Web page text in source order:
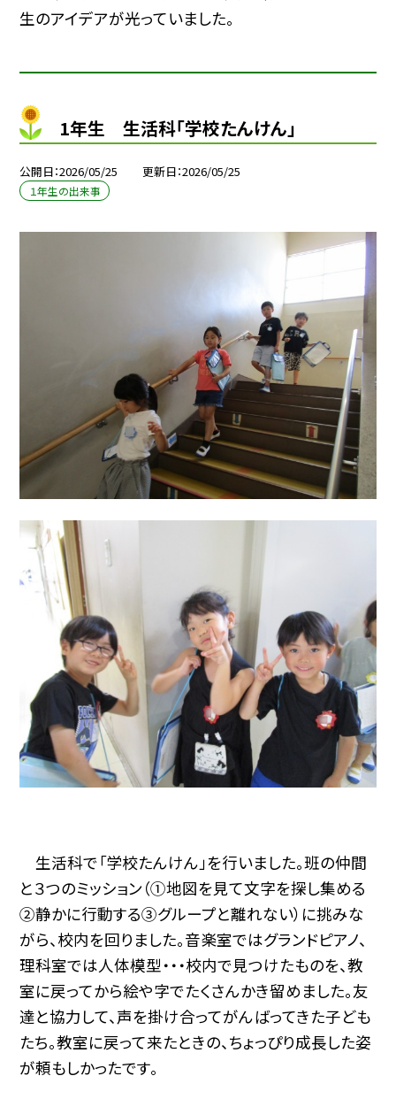
生のアイデアが光っていました。
1年生 生活科「学校たんけん」
公開日 2026/05/25 更新日 2026/05/25
１年生の出来事
生活科で「学校たんけん」を行いました。班の仲間
と３つのミッション（①地図を見て文字を探し集める
②静かに行動する③グループと離れない）に挑みな
がら、校内を回りました。音楽室ではグランドピアノ、
理科室では人体模型・・・校内で見つけたものを、教
室に戻ってから絵や字でたくさんかき留めました。友
達と協力して、声を掛け合ってがんばってきた子ども
たち。教室に戻って来たときの、ちょっぴり成長した姿
が頼もしかったです。